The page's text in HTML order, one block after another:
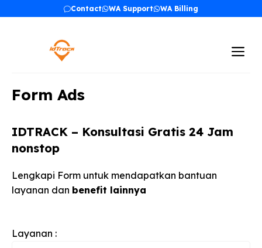
Contact WA Support WA Billing
Form Ads
IDTRACK – Konsultasi Gratis 24 Jam
nonstop
Lengkapi Form untuk mendapatkan bantuan
layanan dan benefit lainnya
Layanan :